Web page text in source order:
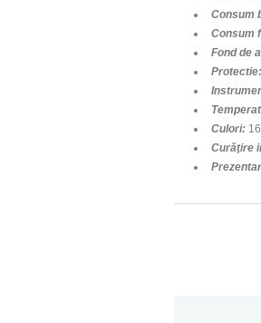
Consum
Consum
Fond de
Protectie:
Culori:
Curăţire